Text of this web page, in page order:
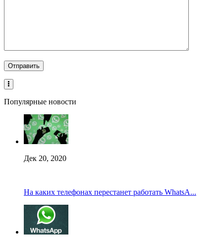
Популярные новости
Дек 20, 2020
На каких телефонах перестанет работать WhatsA...